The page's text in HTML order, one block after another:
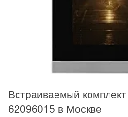
Встраиваемый
62096015 в Москве